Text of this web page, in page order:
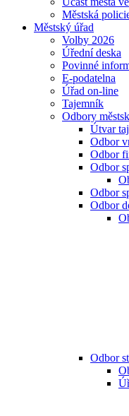
Městská
Městský úřad
Volby 2026
Úřední deska
Povinné
E-podatelna
Úřad on-line
Tajemník
Odbory
Útvar
Odbor
Odbor
Odbor
Odbor
Odbor
Odbor